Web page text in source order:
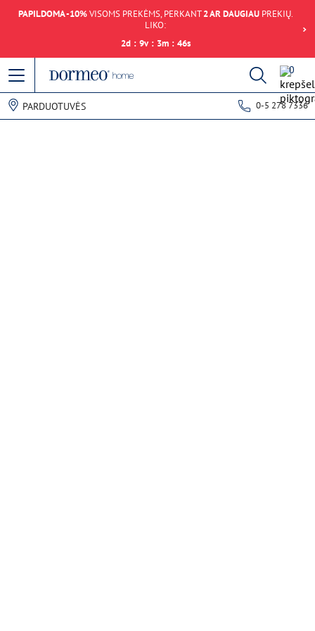
PAPILDOMA -10%VISOMS PREKĖMS, PERKANT2 AR DAUGIAUPREKIŲ.
LIKO:
2d : 9v : 3m : 46s
0
PARDUOTUVĖS 0-5 278 7336